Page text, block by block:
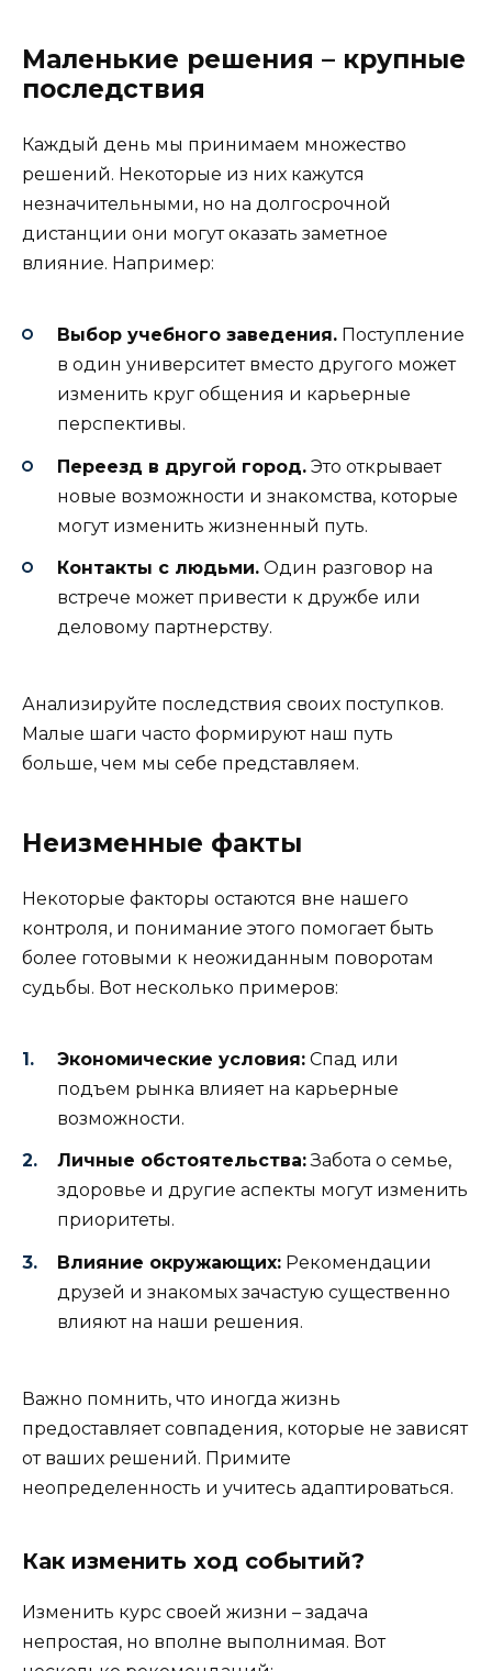
Маленькие решения – крупные
последствия
Каждый день мы принимаем множество
решений. Некоторые из них кажутся
незначительными, но на долгосрочной
дистанции они могут оказать заметное
влияние. Например:
Выбор учебного заведения. Поступление
в один университет вместо другого может
изменить круг общения и карьерные
перспективы.
Переезд в другой город. Это открывает
новые возможности и знакомства, которые
могут изменить жизненный путь.
Контакты с людьми. Один разговор на
встрече может привести к дружбе или
деловому партнерству.
Анализируйте последствия своих поступков.
Малые шаги часто формируют наш путь
больше, чем мы себе представляем.
Неизменные факты
Некоторые факторы остаются вне нашего
контроля, и понимание этого помогает быть
более готовыми к неожиданным поворотам
судьбы. Вот несколько примеров:
Экономические условия: Спад или
подъем рынка влияет на карьерные
возможности.
Личные обстоятельства:Забота о семье,
здоровье и другие аспекты могут изменить
приоритеты.
Влияние окружающих: Рекомендации
друзей и знакомых зачастую существенно
влияют на наши решения.
Важно помнить, что иногда жизнь
предоставляет совпадения, которые не зависят
от ваших решений. Примите
неопределенность и учитесь адаптироваться.
Как изменить ход событий?
Изменить курс своей жизни – задача
непростая, но вполне выполнимая. Вот